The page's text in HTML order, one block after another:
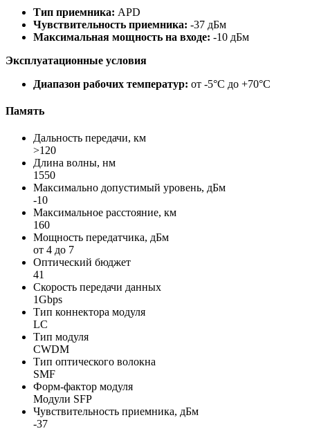
Тип приемника: APD
Чувствительность приемника: -37 дБм
Максимальная мощность на входе: -10 дБм
Эксплуатационные условия
Диапазон рабочих температур: от -5°C до +70°C
Память
Дальность передачи, км
>120
Длина волны, нм
1550
Максимально допустимый уровень, дБм
-10
Максимальное расстояние, км
160
Мощность передатчика, дБм
от 4 до 7
Оптический бюджет
41
Скорость передачи данных
1Gbps
Тип коннектора модуля
LC
Тип модуля
CWDM
Тип оптического волокна
SMF
Форм-фактор модуля
Модули SFP
Чувствительность приемника, дБм
-37